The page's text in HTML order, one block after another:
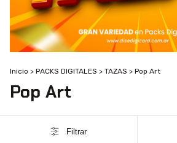
Inicio > PACKS DIGITALES > TAZAS > Pop Art
Pop Art
Filtrar